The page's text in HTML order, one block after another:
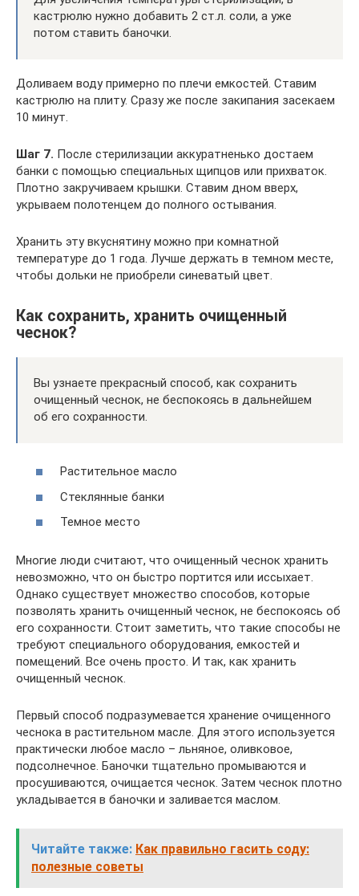
кастрюлю нужно добавить 2 ст.л. соли, а уже
потом ставить баночки.
Доливаем воду примерно по плечи емкостей. Ставим
кастрюлю на плиту. Сразу же после закипания засекаем
10 минут.
Шаг 7. После стерилизации аккуратненько достаем
банки с помощью специальных щипцов или прихваток.
Плотно закручиваем крышки. Ставим дном вверх,
укрываем полотенцем до полного остывания.
Хранить эту вкуснятину можно при комнатной
температуре до 1 года. Лучше держать в темном месте,
чтобы дольки не приобрели синеватый цвет.
Как сохранить, хранить очищенный
чеснок?
Вы узнаете прекрасный способ, как сохранить
очищенный чеснок, не беспокоясь в дальнейшем
об его сохранности.
Растительное масло
Стеклянные банки
Темное место
Многие люди считают, что очищенный чеснок хранить
невозможно, что он быстро портится или иссыхает.
Однако существует множество способов, которые
позволять хранить очищенный чеснок, не беспокоясь об
его сохранности. Стоит заметить, что такие способы не
требуют специального оборудования, емкостей и
помещений. Все очень просто. И так, как хранить
очищенный чеснок.
Первый способ подразумевается хранение очищенного
чеснока в растительном масле. Для этого используется
практически любое масло – льняное, оливковое,
подсолнечное. Баночки тщательно промываются и
просушиваются, очищается чеснок. Затем чеснок плотно
укладывается в баночки и заливается маслом.
Читайте также: Как правильно гасить соду:
полезные советы